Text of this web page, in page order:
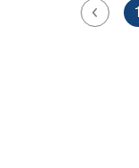
1